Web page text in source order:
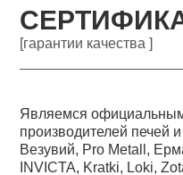
[гарантии качества ]
Являемся
производителей печей
Везувий, Pro Metall,
INVICTA, Kratki, Loki,